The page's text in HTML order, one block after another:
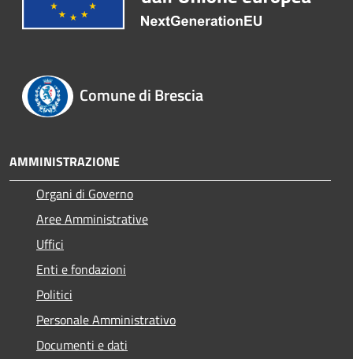
Comune di Brescia
AMMINISTRAZIONE
Organi di Governo
Aree Amministrative
Uffici
Enti e fondazioni
Politici
Personale Amministrativo
Documenti e dati